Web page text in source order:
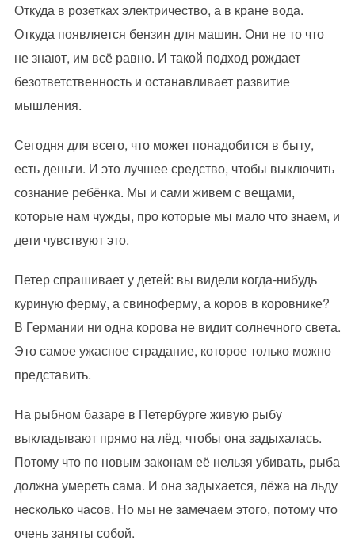
Откуда в розетках электричество, а в кране вода.
Откуда появляется бензин для машин. Они не то что
не знают, им всё равно. И такой подход рождает
безответственность и останавливает развитие
мышления.
Сегодня для всего, что может понадобится в быту,
есть деньги. И это лучшее средство, чтобы выключить
сознание ребёнка. Мы и сами живем с вещами,
которые нам чужды, про которые мы мало что знаем, и
дети чувствуют это.
Петер спрашивает у детей: вы видели когда-нибудь
куриную ферму, а свиноферму, а коров в коровнике?
В Германии ни одна корова не видит солнечного света.
Это самое ужасное страдание, которое только можно
представить.
На рыбном базаре в Петербурге живую рыбу
выкладывают прямо на лёд, чтобы она задыхалась.
Потому что по новым законам её нельзя убивать, рыба
должна умереть сама. И она задыхается, лёжа на льду
несколько часов. Но мы не замечаем этого, потому что
очень заняты собой.